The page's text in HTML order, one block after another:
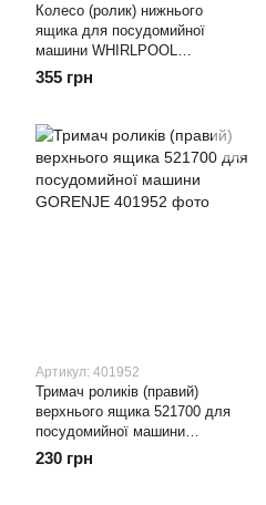
Колесо (ролик) нижнього
ящика для посудомийної
машини WHIRLPOOL
481252888132
355 грн
Артикул: 401952
Тримач роликів (правий)
верхнього ящика 521700 для
посудомийної машини
GORENJE
230 грн